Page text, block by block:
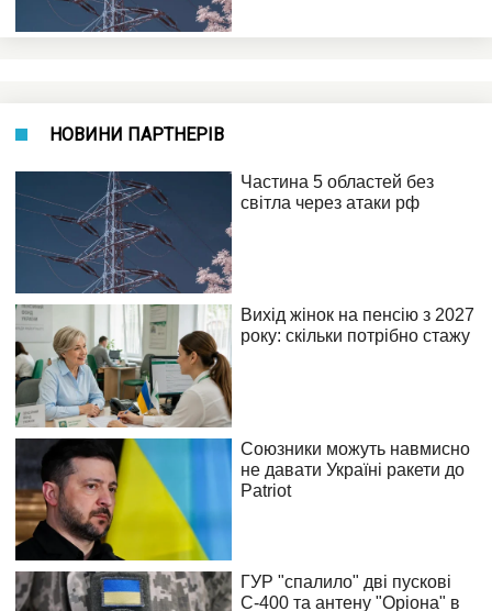
НОВИНИ ПАРТНЕРІВ